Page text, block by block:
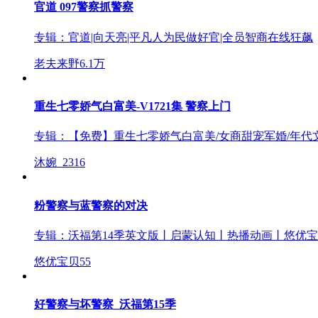
官道 097警察抓警察
专辑： 官道|向天亮|平凡人为民做好官|全员智商在线狂飙
老夫来野6.1万
重生七零娇气白富美-V1721集 警察上门
专辑： 【免费】重生七零娇气白富美/女商甜宠军婚/年代
沐婉_ 2316
粉警察与蓝警察的对决
专辑： 沃福第14季英文版丨启蒙认知丨热播动画丨悠优
悠优宝贝55
好警察与坏警察_沃福第15季